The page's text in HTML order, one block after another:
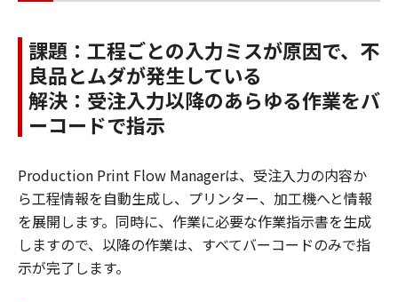
課題：工程ごとの入力ミスが原因で、不
良品とムダが発生している
解決：受注入力以降のあらゆる作業をバ
ーコードで指示
Production Print Flow Managerは、受注入力の内容か
ら工程情報を自動生成し、プリンター、加工機へと情報
を展開します。同時に、作業に必要な作業指示書を生成
しますので、以降の作業は、すべてバーコードのみで指
示が完了します。